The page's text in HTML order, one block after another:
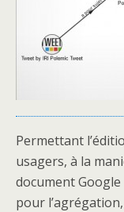
Permettant
usagers, à la
document Google
pour